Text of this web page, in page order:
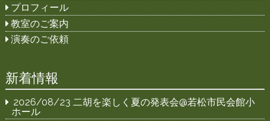
プロフィール
教室のご案内
演奏のご依頼
新着情報
2026/08/23 二胡を楽しく夏の発表会@若松市民会館小
ホール